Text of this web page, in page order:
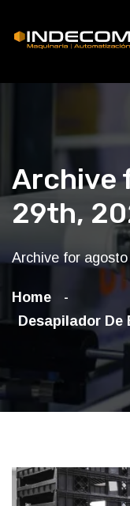
Archive
29th,
Archive for
Home
Desapilador